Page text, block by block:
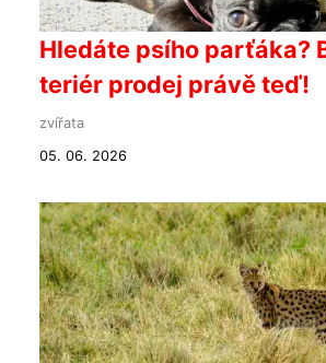
Hledáte psího parťáka?
teriér prodej právě teď!
zvířata
05. 06. 2026